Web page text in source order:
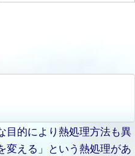
目的により熱処理方法も異
変える」という熱処理があ